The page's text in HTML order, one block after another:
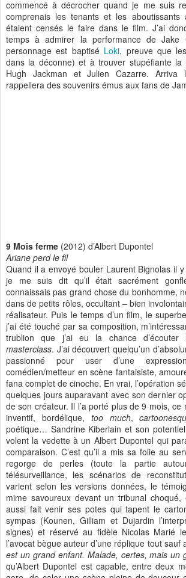
commencé à décrocher quand je me suis
comprenais les tenants et les
étaient censés le faire dans le film. J’ai
temps à admirer la performance de Jake
personnage est baptisé Loki, preuve que
dans la déconne) et à trouver stupéfiante la
Hugh Jackman et Julien Cazarre. Arriva
rappellera des souvenirs émus aux fans de
9 Mois ferme (2012) d’Albert Dupontel
Ariane perd le fil
Quand il a envoyé bouler Laurent Bignolas il
je me suis dit qu’il était sacrément
connaissais pas grand chose du bonhomme,
dans de petits rôles, occultant – bien
réalisateur. Puis le temps d’un film, le superbe
j’ai été touché par sa composition,
trublion que j’ai eu la chance d’écouter
masterclass. J’ai découvert quelqu’un
passionné pour user d’une
comédien/metteur en scène fantaisiste,
fana complet de cinoche. En vrai, l’opération
quelques jours auparavant avec son dernier
de son créateur. Il l’a porté plus de 9 mois, ce
inventif, bordélique, too much,
poétique… Sandrine Kiberlain et son
volent la vedette à un Albert Dupontel qui
comparaison. C’est qu’il a mis sa folie au
regorge de perles (toute la partie
télésurveillance, les scénarios de
varient selon les versions données, le
mime savoureux devant un tribunal
aussi fait venir ses potes qui tapent le
sympas (Kounen, Gilliam et Dujardin
signes) et réservé au fidèle Nicolas Marié
l’avocat bègue auteur d’une réplique tout sauf
est un grand enfant. Malade, certes, mais un
qu’Albert Dupontel est capable, entre deux